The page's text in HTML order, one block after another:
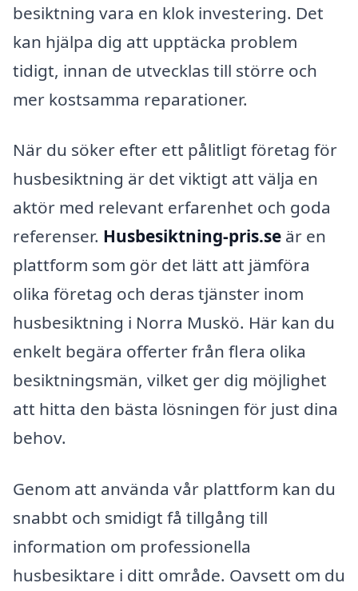
besiktning vara en klok investering. Det
kan hjälpa dig att upptäcka problem
tidigt, innan de utvecklas till större och
mer kostsamma reparationer.
När du söker efter ett pålitligt företag för
husbesiktning är det viktigt att välja en
aktör med relevant erfarenhet och goda
referenser. Husbesiktning-pris.se är en
plattform som gör det lätt att jämföra
olika företag och deras tjänster inom
husbesiktning i Norra Muskö. Här kan du
enkelt begära offerter från flera olika
besiktningsmän, vilket ger dig möjlighet
att hitta den bästa lösningen för just dina
behov.
Genom att använda vår plattform kan du
snabbt och smidigt få tillgång till
information om professionella
husbesiktare i ditt område. Oavsett om du